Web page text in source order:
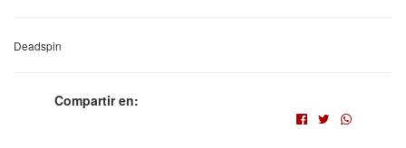
Deadspin
Compartir en: